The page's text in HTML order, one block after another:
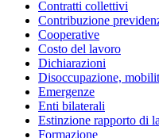
Contratti collettivi
Contribuzione
Cooperative
Costo del lavoro
Dichiarazioni
Disoccupazione,
Emergenze
Enti bilaterali
Estinzione rapporto di
Formazione